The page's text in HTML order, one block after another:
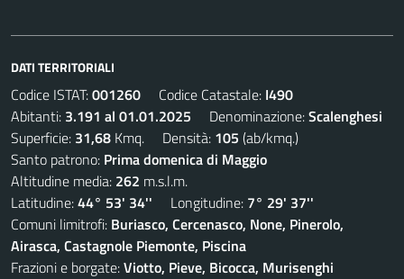
DATI TERRITORIALI
Codice ISTAT:001260 Codice Catastale: I490
Abitanti: 3.191 al 01.01.2025 Denominazione:Scalenghesi
Superficie: 31,68 Kmq. Densità: 105 (ab/kmq.)
Santo patrono: Prima domenica di Maggio
Altitudine media: 262 m.s.l.m.
Latitudine:44° 53' 34'' Longitudine: 7° 29' 37''
Comuni limitrofi: Buriasco, Cercenasco, None, Pinerolo,
Airasca, Castagnole Piemonte, Piscina
Frazioni e borgate:Viotto, Pieve, Bicocca, Murisenghi